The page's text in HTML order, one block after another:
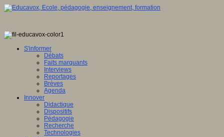
S'informer
Débats
Faits marquants
Interviews
Reportages
Brèves
Agenda
Innover
Didactique
Dispositifs
Pédagogie
Recherche
Technologies